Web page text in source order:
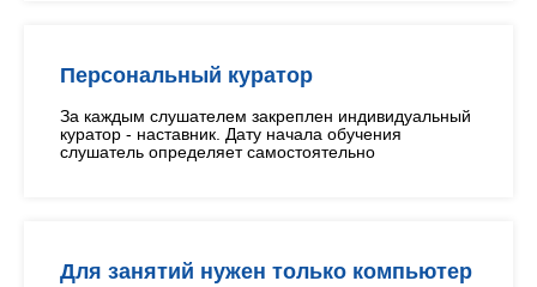
Персональный куратор
За каждым слушателем закреплен индивидуальный
куратор - наставник. Дату начала обучения
слушатель определяет самостоятельно
Для занятий нужен только компьютер